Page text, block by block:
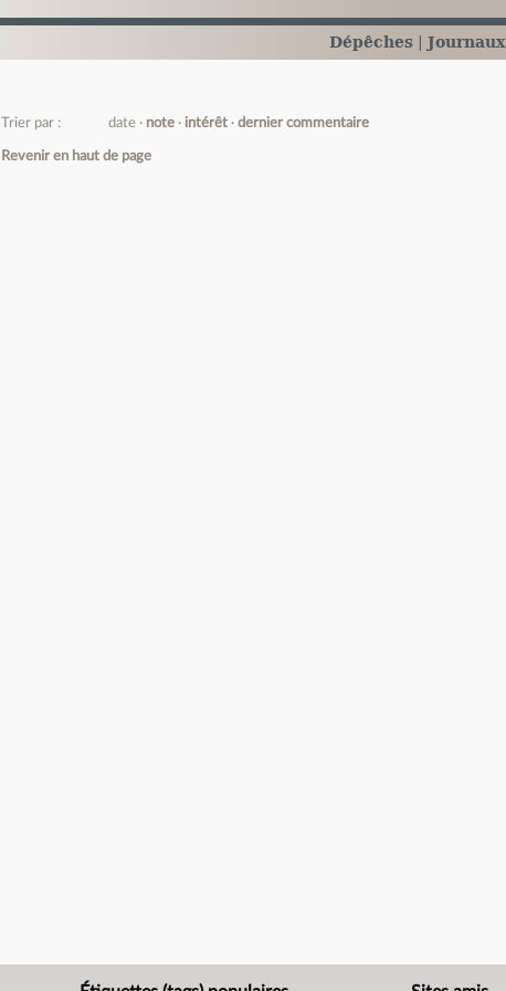
Dépêches Journaux
Trier par : date note intérêt dernier commentaire
Revenir en haut de page